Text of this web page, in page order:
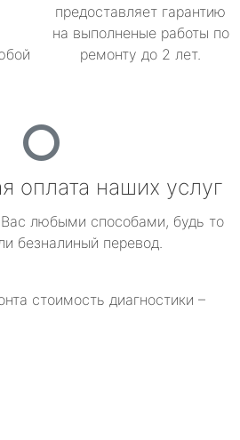
предоставляет гарантию
на выполненые работы по
ремонту до 2 лет.
оплата наших услуг
любыми способами, будь то
безналиный перевод.
стоимость диагностики –